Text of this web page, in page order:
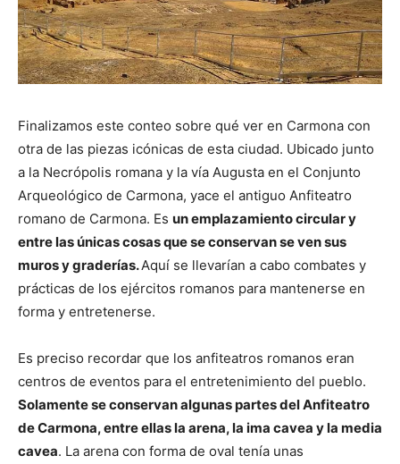
Finalizamos este conteo sobre qué ver en Carmona con
otra de las piezas icónicas de esta ciudad. Ubicado junto
a la Necrópolis romana y la vía Augusta en el Conjunto
Arqueológico de Carmona, yace el antiguo Anfiteatro
romano de Carmona. Es un emplazamiento circular y
entre las únicas cosas que se conservan se ven sus
muros y graderías.Aquí se llevarían a cabo combates y
prácticas de los ejércitos romanos para mantenerse en
forma y entretenerse.
Es preciso recordar que los anfiteatros romanos eran
centros de eventos para el entretenimiento del pueblo.
Solamente se conservan algunas partes del Anfiteatro
de Carmona, entre ellas la arena, la ima cavea y la media
cavea. La arena con forma de oval tenía unas